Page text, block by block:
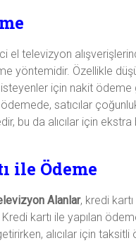
el televizyon
yöntemidir. Özellikle
için nakit ödeme
satıcılar
bu da alıcılar için
ile Ödeme
Alanlar, kredi
kartı ile yapılan
alıcılar için taksitli